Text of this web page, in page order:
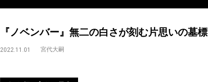
『ノベンバー』無二の白さが刻む片思いの墓標
2022.11.01 宮代大嗣